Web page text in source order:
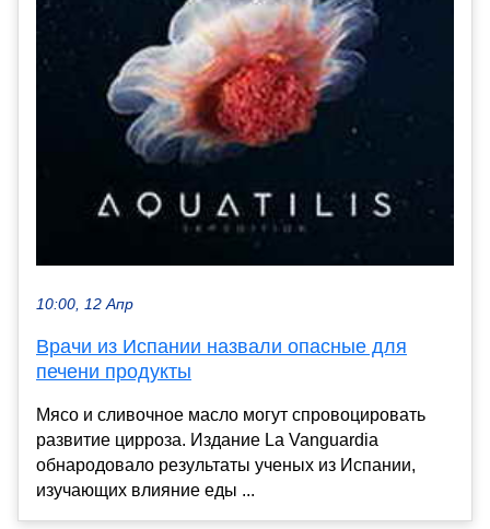
10:00, 12 Апр
Врачи из Испании назвали опасные для
печени продукты
Мясо и сливочное масло могут спровоцировать
развитие цирроза. Издание La Vanguardia
обнародовало результаты ученых из Испании,
изучающих влияние еды ...